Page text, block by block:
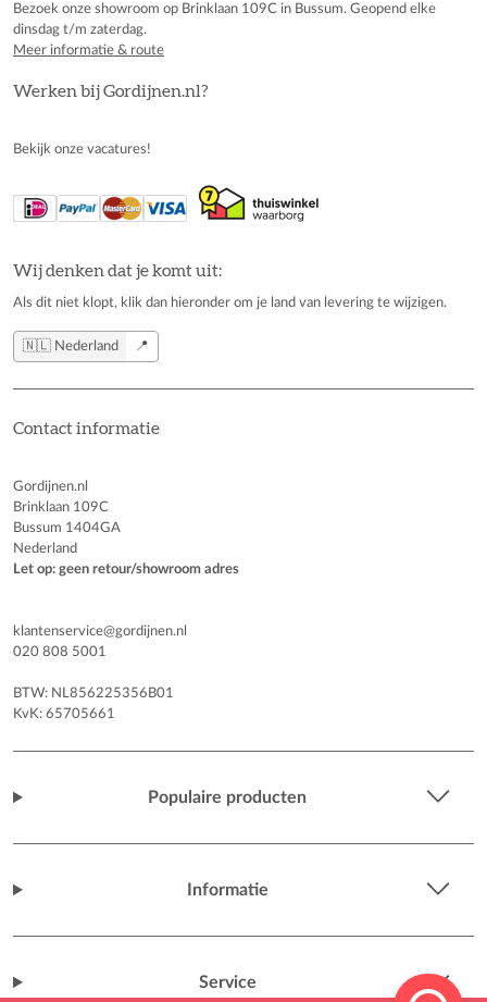
Bezoek onze showroom op Brinklaan 109C in Bussum. Geopend elke
dinsdag t/m zaterdag.
Meer informatie & route
Werken bij Gordijnen.nl?
Bekijk onze vacatures!
Wij denken dat je komt uit:
Als dit niet klopt, klik dan hieronder om je land van levering te wijzigen.
🇳🇱 Nederland 📍
Contact informatie
Gordijnen.nl
Brinklaan 109C
Bussum 1404GA
Nederland
Let op: geen retour/showroom adres
klantenservice@gordijnen.nl
020 808 5001
BTW: NL856225356B01
KvK: 65705661
Populaire producten
Informatie
Service